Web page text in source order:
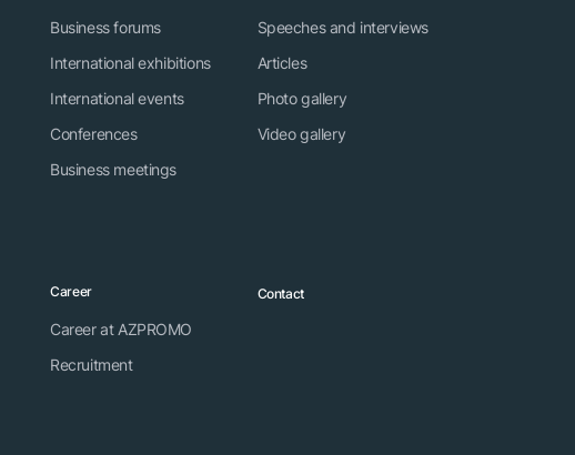
Business forums
International exhibitions
International events
Conferences
Business meetings
Speeches and interviews
Articles
Photo gallery
Video gallery
Career
Career at AZPROMO
Recruitment
Contact